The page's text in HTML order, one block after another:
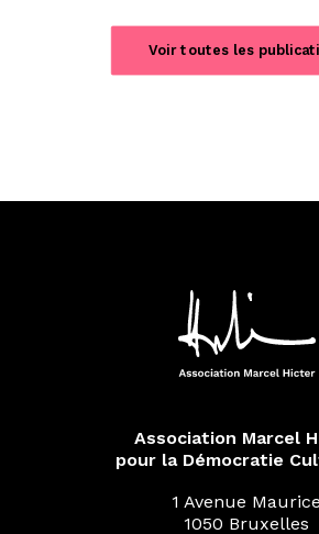
Voir toutes les
Association Marcel
pour la Démocratie
1 Avenue Maurice
1050 Bruxelles